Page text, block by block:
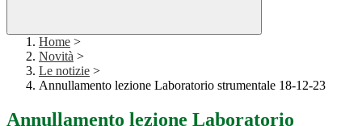
Home >
Novità >
Le notizie >
Annullamento lezione Laboratorio strumentale 18-12-23
Annullamento lezione Laboratorio